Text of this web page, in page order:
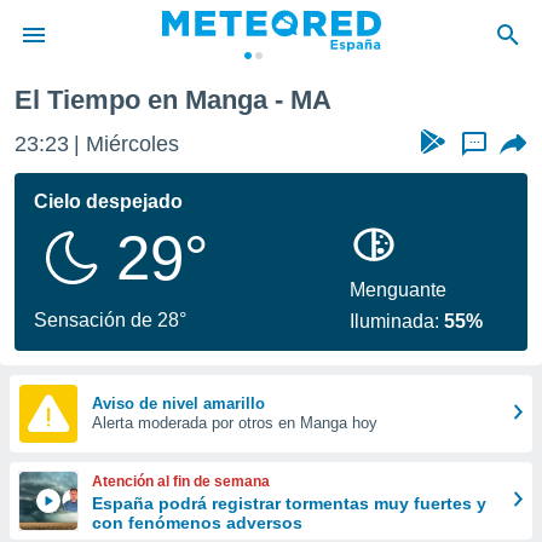
de
por
se
calidad.
a este
las
y
forma
digital
basada
El Tiempo en Manga - MA
23:23 Miércoles ...
Cielo despejado
29°
Sensación de 28°
Menguante
Iluminada:55%
Aviso de nivel amarillo
Alerta moderada por otros en Manga hoy
Atención al fin de semana
España podrá registrar tormentas muy fuertes y
con fenómenos adversos